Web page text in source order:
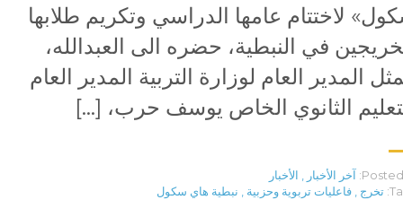
لاختتام عامها الدراسي وتكريم طلابها
في النبطية، حضره الى العبدالله،
المدير العام لوزارة التربية المدير العام
الثانوي الخاص يوسف حرب، […]
Posted آخر الأخبار
الأخبار
تخرج فاعليات تربوية وحزبية نبطية هاي سكول